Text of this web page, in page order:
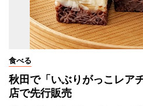
食べる
秋田で「いぶりがっこレ
店で先行販売